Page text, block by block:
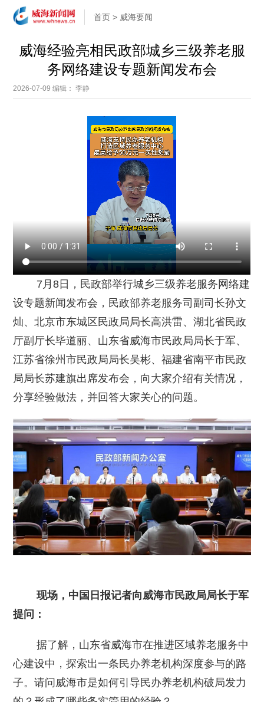
首页 > 威海要闻
威海经验亮相民政部城乡三级养老服
务网络建设专题新闻发布会
2026-07-09编辑： 李静
7月8日，民政部举行城乡三级养老服务网络建
设专题新闻发布会，民政部养老服务司副司长孙文
灿、北京市东城区民政局局长高洪雷、湖北省民政
厅副厅长毕道丽、山东省威海市民政局局长于军、
江苏省徐州市民政局局长吴彬、福建省南平市民政
局局长苏建旗出席发布会，向大家介绍有关情况，
分享经验做法，并回答大家关心的问题。
现场，中国日报记者向威海市民政局局长于军
提问：
据了解，山东省威海市在推进区域养老服务中
心建设中，探索出一条民办养老机构深度参与的路
子。请问威海市是如何引导民办养老机构破局发力